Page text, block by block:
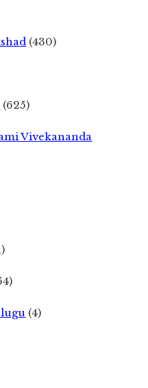
(430)
(625)
Vivekananda
(4)